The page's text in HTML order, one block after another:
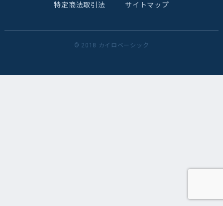
特定商法取引法 サイトマップ
© 2018 カイロベーシック